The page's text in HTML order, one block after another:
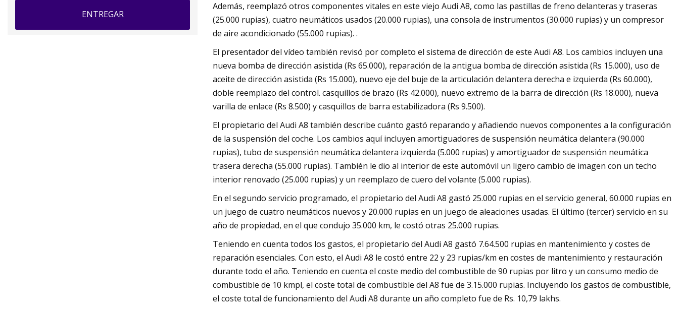
ENTREGAR
Además, reemplazó otros componentes vitales en este viejo Audi A8, como las pastillas de freno delanteras y traseras
(25.000 rupias), cuatro neumáticos usados ​​(20.000 rupias), una consola de instrumentos (30.000 rupias) y un compresor
de aire acondicionado (55.000 rupias). .
El presentador del vídeo también revisó por completo el sistema de dirección de este Audi A8. Los cambios incluyen una
nueva bomba de dirección asistida (Rs 65.000), reparación de la antigua bomba de dirección asistida (Rs 15.000), uso de
aceite de dirección asistida (Rs 15.000), nuevo eje del buje de la articulación delantera derecha e izquierda (Rs 60.000),
doble reemplazo del control. casquillos de brazo (Rs 42.000), nuevo extremo de la barra de dirección (Rs 18.000), nueva
varilla de enlace (Rs 8.500) y casquillos de barra estabilizadora (Rs 9.500).
El propietario del Audi A8 también describe cuánto gastó reparando y añadiendo nuevos componentes a la configuración
de la suspensión del coche. Los cambios aquí incluyen amortiguadores de suspensión neumática delantera (90.000
rupias), tubo de suspensión neumática delantera izquierda (5.000 rupias) y amortiguador de suspensión neumática
trasera derecha (55.000 rupias). También le dio al interior de este automóvil un ligero cambio de imagen con un techo
interior renovado (25.000 rupias) y un reemplazo de cuero del volante (5.000 rupias).
En el segundo servicio programado, el propietario del Audi A8 gastó 25.000 rupias en el servicio general, 60.000 rupias en
un juego de cuatro neumáticos nuevos y 20.000 rupias en un juego de aleaciones usadas. El último (tercer) servicio en su
año de propiedad, en el que condujo 35.000 km, le costó otras 25.000 rupias.
Teniendo en cuenta todos los gastos, el propietario del Audi A8 gastó 7.64.500 rupias en mantenimiento y costes de
reparación esenciales. Con esto, el Audi A8 le costó entre 22 y 23 rupias/km en costes de mantenimiento y restauración
durante todo el año. Teniendo en cuenta el coste medio del combustible de 90 rupias por litro y un consumo medio de
combustible de 10 kmpl, el coste total de combustible del A8 fue de 3.15.000 rupias. Incluyendo los gastos de combustible,
el coste total de funcionamiento del Audi A8 durante un año completo fue de Rs. 10,79 lakhs.